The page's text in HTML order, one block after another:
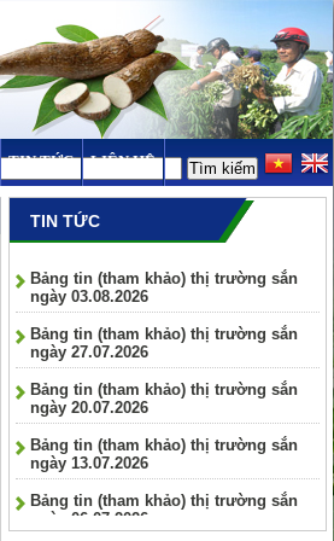
TIN TỨC LIÊN HỆ
TIN TỨC
Bảng tin (tham khảo) thị trường sắn
ngày 03.08.2026
Bảng tin (tham khảo) thị trường sắn
ngày 27.07.2026
Bảng tin (tham khảo) thị trường sắn
ngày 20.07.2026
Bảng tin (tham khảo) thị trường sắn
ngày 13.07.2026
Bảng tin (tham khảo) thị trường sắn
ngày 06.07.2026